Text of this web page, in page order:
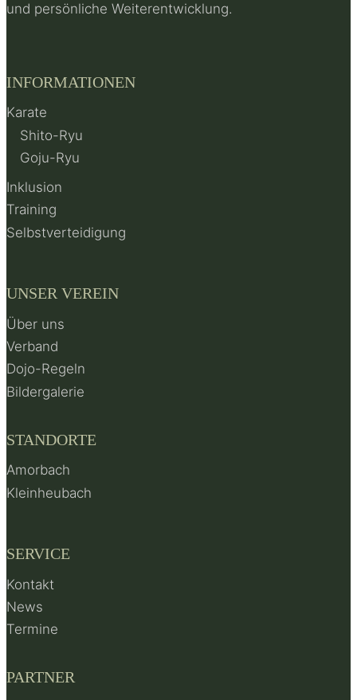
und persönliche Weiterentwicklung.
INFORMATIONEN
Karate
Shito-Ryu
Goju-Ryu
Inklusion
Training
Selbstverteidigung
UNSER VEREIN
Über uns
Verband
Dojo-Regeln
Bildergalerie
STANDORTE
Amorbach
Kleinheubach
SERVICE
Kontakt
News
Termine
PARTNER